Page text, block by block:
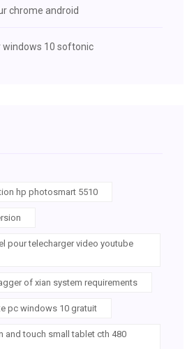
chrome android
windows 10 softonic
hp photosmart 5510
pour telecharger video youtube
of xian system requirements
pc windows 10 gratuit
and touch small tablet cth 480